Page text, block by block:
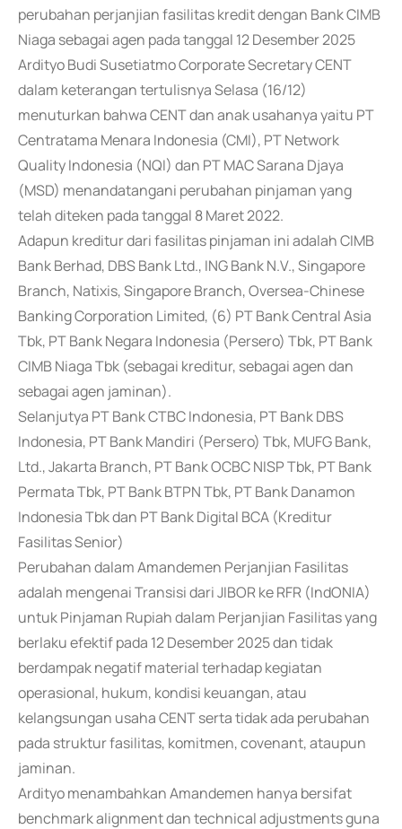
perubahan perjanjian fasilitas kredit dengan Bank CIMB
Niaga sebagai agen pada tanggal 12 Desember 2025
Ardityo Budi Susetiatmo Corporate Secretary CENT
dalam keterangan tertulisnya Selasa (16/12)
menuturkan bahwa CENT dan anak usahanya yaitu PT
Centratama Menara Indonesia (CMI), PT Network
Quality Indonesia (NQI) dan PT MAC Sarana Djaya
(MSD) menandatangani perubahan pinjaman yang
telah diteken pada tanggal 8 Maret 2022.
Adapun kreditur dari fasilitas pinjaman ini adalah CIMB
Bank Berhad, DBS Bank Ltd., ING Bank N.V., Singapore
Branch, Natixis, Singapore Branch, Oversea-Chinese
Banking Corporation Limited, (6) PT Bank Central Asia
Tbk, PT Bank Negara Indonesia (Persero) Tbk, PT Bank
CIMB Niaga Tbk (sebagai kreditur, sebagai agen dan
sebagai agen jaminan).
Selanjutya PT Bank CTBC Indonesia, PT Bank DBS
Indonesia, PT Bank Mandiri (Persero) Tbk, MUFG Bank,
Ltd., Jakarta Branch, PT Bank OCBC NISP Tbk, PT Bank
Permata Tbk, PT Bank BTPN Tbk, PT Bank Danamon
Indonesia Tbk dan PT Bank Digital BCA (Kreditur
Fasilitas Senior)
Perubahan dalam Amandemen Perjanjian Fasilitas
adalah mengenai Transisi dari JIBOR ke RFR (IndONIA)
untuk Pinjaman Rupiah dalam Perjanjian Fasilitas yang
berlaku efektif pada 12 Desember 2025 dan tidak
berdampak negatif material terhadap kegiatan
operasional, hukum, kondisi keuangan, atau
kelangsungan usaha CENT serta tidak ada perubahan
pada struktur fasilitas, komitmen, covenant, ataupun
jaminan.
Ardityo menambahkan Amandemen hanya bersifat
benchmark alignment dan technical adjustments guna